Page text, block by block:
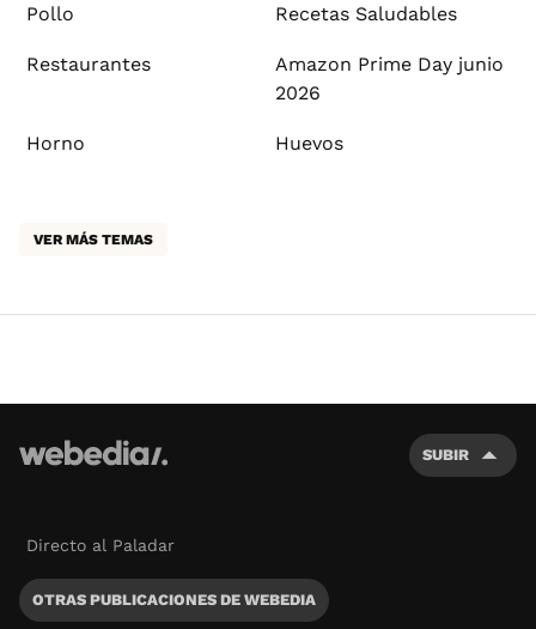
Pollo Recetas Saludables
Restaurantes
Amazon Prime Day junio
2026
Horno Huevos
VER MÁS TEMAS
SUBIR
Directo al Paladar
OTRAS PUBLICACIONES DE WEBEDIA